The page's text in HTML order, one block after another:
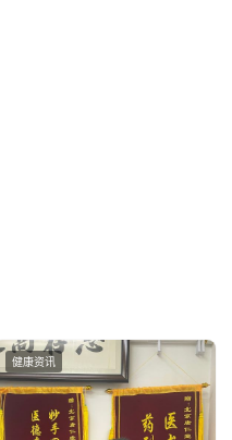
健康资讯